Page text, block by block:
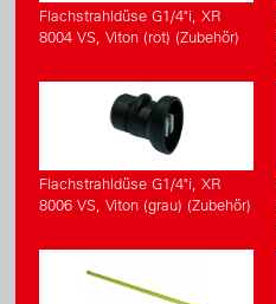
Flachstrahldüse G1/4"i, XR
8004 VS, Viton (rot) (Zubehör)
Flachstrahldüse G1/4"i, XR
8006 VS, Viton (grau) (Zubehör)